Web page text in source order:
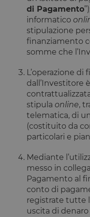
di Pagamento
informatico
stipulazione
finanziamento
somme che
L’operazione
dall’Investitore
stipula online,
telematica, di
(costituito da
particolari e
Mediante
messo in
Pagamento al
conto di
registrate tutte
uscita di denaro